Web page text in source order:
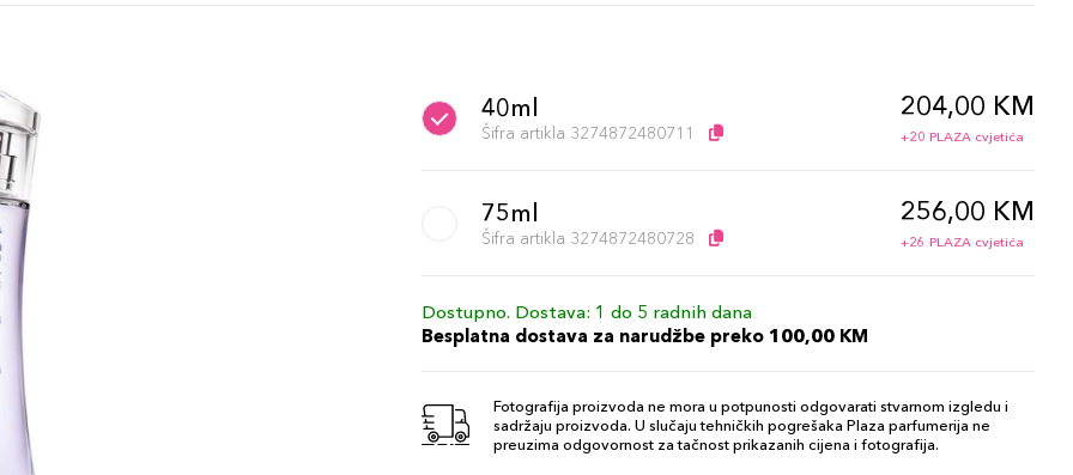
40ml
Šifra artikla 3274872480711
204,00 KM
+20 PLAZA cvjetića
75ml
Šifra artikla 3274872480728
256,00 KM
+26 PLAZA cvjetića
Dostupno. Dostava: 1 do 5 radnih dana
Besplatna dostava za narudžbe preko 100,00 KM
Fotografija proizvoda ne mora u potpunosti odgovarati stvarnom izgledu i
sadržaju proizvoda. U slučaju tehničkih pogrešaka Plaza parfumerija ne
preuzima odgovornost za tačnost prikazanih cijena i fotografija.